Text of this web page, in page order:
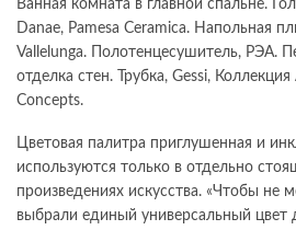
Ванная комната в главной спальне.
Danae, Pamesa Ceramica. Напольная
Vallelunga. Полотенцесушитель, РЭА.
отделка стен. Трубка, Gessi,
Concepts.
Цветовая палитра приглушенная и
используются только в отдельно
произведениях искусства. «Чтобы не
выбрали единый универсальный цвет